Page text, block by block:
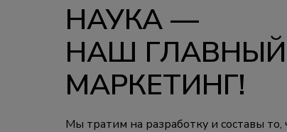
НАУКА —
НАШ ГЛАВНЫЙ
МАРКЕТИНГ!
Мы тратим на разработку и составы то,